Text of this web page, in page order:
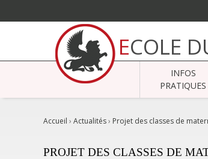
contenu.
Aller
ECOLE
INFOS
PRATIQUES
Accueil › Actualités› Projet des classes de
PROJET DES CLASSES DE